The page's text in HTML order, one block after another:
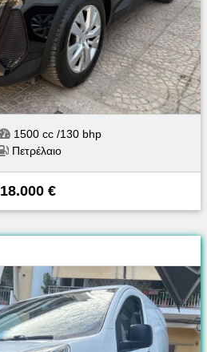
1500 cc /130 bhp
Πετρέλαιο
18.000 €